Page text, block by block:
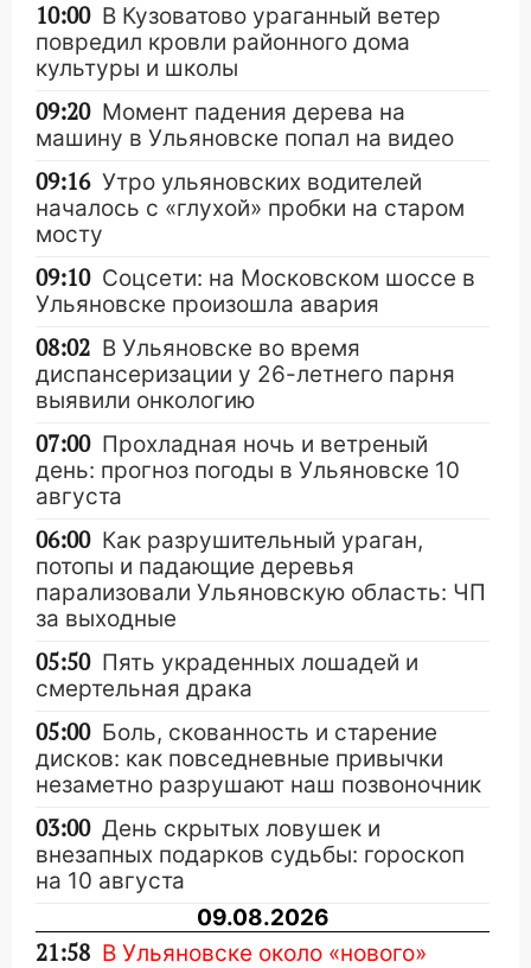
10:00 В Кузоватово ураганный ветер
повредил кровли районного дома
культуры и школы
09:20 Момент падения дерева на
машину в Ульяновске попал на видео
09:16 Утро ульяновских водителей
началось с «глухой» пробки на старом
мосту
09:10 Соцсети: на Московском шоссе в
Ульяновске произошла авария
08:02 В Ульяновске во время
диспансеризации у 26-летнего парня
выявили онкологию
07:00 Прохладная ночь и ветреный
день: прогноз погоды в Ульяновске 10
августа
06:00 Как разрушительный ураган,
потопы и падающие деревья
парализовали Ульяновскую область: ЧП
за выходные
05:50 Пять украденных лошадей и
смертельная драка
05:00 Боль, скованность и старение
дисков: как повседневные привычки
незаметно разрушают наш позвоночник
03:00 День скрытых ловушек и
внезапных подарков судьбы: гороскоп
на 10 августа
09.08.2026
21:58 В Ульяновске около «нового»